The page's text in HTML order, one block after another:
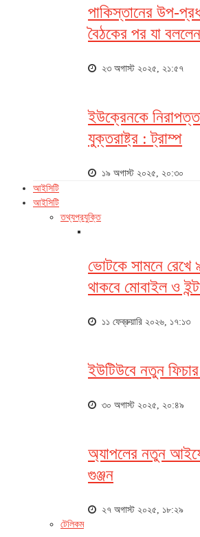
পাকিস্তানের উপ-
বৈঠকের পর যা
২৩ অগাস্ট ২০২৫, ২১:৫৭
ইউক্রেনকে
যুক্তরাষ্ট্র : ট্রাম্প
১৯ অগাস্ট ২০২৫, ২০:৩০
আইসিটি
আইসিটি
তথ্যপ্রযুক্তি
ভোটকে সামনে রেখে
থাকবে মোবাইল ও
১১ ফেব্রুয়ারি ২০২৬, ১৭:১৩
ইউটিউবে নতুন
৩০ অগাস্ট ২০২৫, ২০:৪৯
অ্যাপলের নতুন
গুঞ্জন
২৭ অগাস্ট ২০২৫, ১৮:২৯
টেলিকম